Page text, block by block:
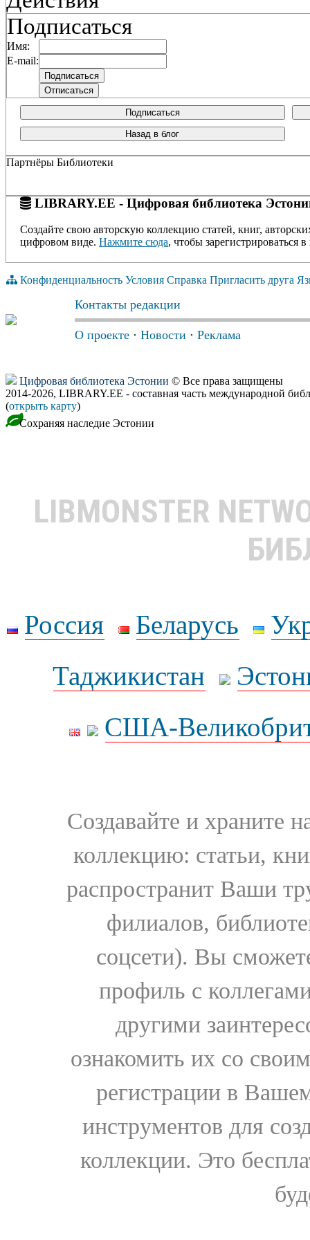
Подписаться
Имя:
E-mail:
Подписаться
Назад в блог
Партнёры Библиотеки
LIBRARY.EE - Цифровая библиотека
Создайте свою авторскую коллекцию статей, книг,
цифровом виде. Нажмите сюда, чтобы зарегистрироваться в
Конфиденциальность Условия Справка Пригласить друга
Контакты редакции
О проекте · Новости · Реклама
Цифровая библиотека Эстонии © Все права защищены
2014-2026, LIBRARY.EE - составная часть международной
(открыть карту)
Сохраняя наследие Эстонии
LIBMONSTER
Россия Беларусь
Таджикистан
США-
Создавайте и храните
коллекцию: статьи,
распространит Ваши
филиалов,
соцсети). Вы
профиль с
другими
ознакомить их со
регистрации в
инструментов для
коллекции. Это